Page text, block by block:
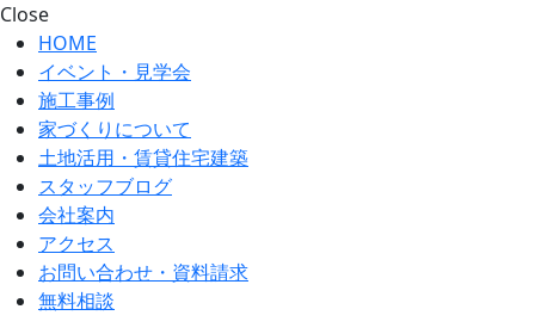
Close
HOME
イベント・見学会
施工事例
家づくりについて
土地活用・賃貸住宅建築
スタッフブログ
会社案内
アクセス
お問い合わせ・資料請求
無料相談